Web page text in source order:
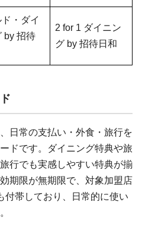
・ダイ
by 招待
2 for 1 ダイニン
グ by 招待日和
日常の支払い・外食・旅行を
ドです。ダイニング特典や旅
行でも実感しやすい特典が揃
期限が無期限で、対象加盟店
付帯しており、日常的に使い